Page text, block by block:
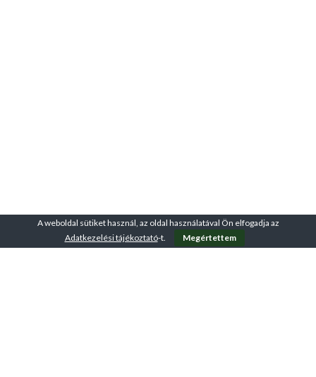
A weboldal sütiket használ, az oldal használatával Ön elfogadja az
Adatkezelési tájékoztató-t. Megértettem